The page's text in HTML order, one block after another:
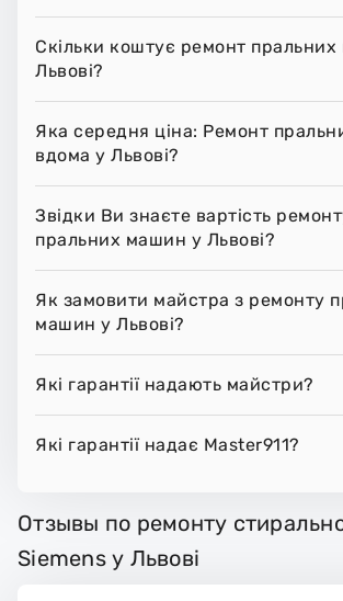
Скільки коштує ремонт
Львові?
Яка середня ціна: Ремонт
вдома у Львові?
Звідки Ви знаєте вартість
пральних машин у Львові?
Як замовити майстра з ремонту
машин у Львові?
Які гарантії надають майстри?
Які гарантії надає Master911?
Отзывы по ремонту
Siemens у Львові